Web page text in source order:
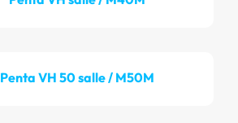
Penta VH 50 salle / M50M